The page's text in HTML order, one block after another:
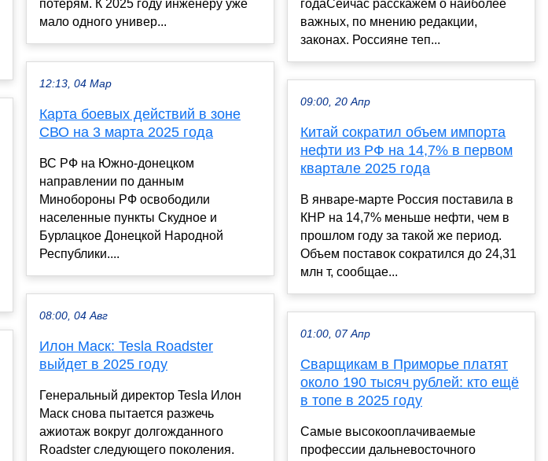
потерям. К 2025 году инженеру уже
мало одного универ...
12:13, 04 Мар
Карта боевых действий в зоне
СВО на 3 марта 2025 года
ВС РФ на Южно-донецком
направлении по данным
Минобороны РФ освободили
населенные пункты Скудное и
Бурлацкое Донецкой Народной
Республики....
08:00, 04 Авг
Илон Маск: Tesla Roadster
выйдет в 2025 году
Генеральный директор Tesla Илон
Маск снова пытается разжечь
ажиотаж вокруг долгожданного
Roadster следующего поколения.
годаСейчас расскажем о наиболее
важных, по мнению редакции,
законах. Россияне теп...
09:00, 20 Апр
Китай сократил объем импорта
нефти из РФ на 14,7% в первом
квартале 2025 года
В январе-марте Россия поставила в
КНР на 14,7% меньше нефти, чем в
прошлом году за такой же период.
Объем поставок сократился до 24,31
млн т, сообщае...
01:00, 07 Апр
Сварщикам в Приморье платят
около 190 тысяч рублей: кто ещё
в топе в 2025 году
Самые высокооплачиваемые
профессии дальневосточного